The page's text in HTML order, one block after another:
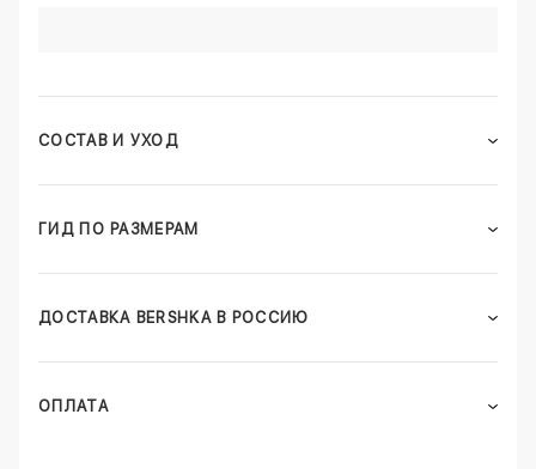
СОСТАВ И УХОД
ГИД ПО РАЗМЕРАМ
ДОСТАВКА BERSHKA В РОССИЮ
ОПЛАТА